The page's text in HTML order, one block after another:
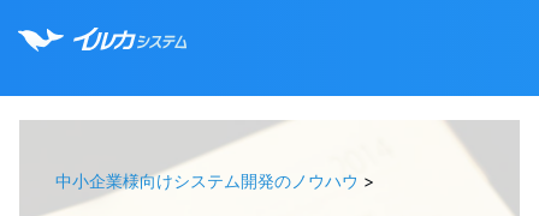
中小企業様向けシステム開発のノウハウ >